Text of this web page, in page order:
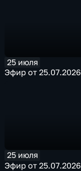
25 июля
Эфир от 25.07.2026
25 июля
Эфир от 25.07.2026